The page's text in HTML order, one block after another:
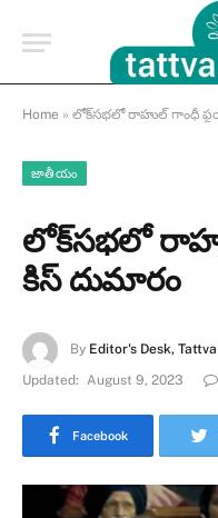
Home » లోక్‌స‌భ‌లో రాహుల్ గాంధీ
జాతీయం
లోక్‌స‌భ‌లో
కిస్ దుమారం
By Editor's Desk,
Updated: August 9, 2023
Facebook